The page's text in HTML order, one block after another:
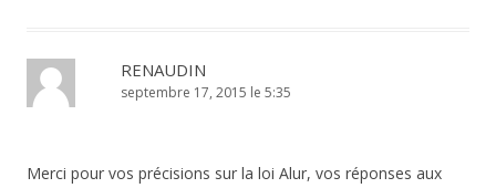
RENAUDIN
septembre 17, 2015 le 5:35
Merci pour vos précisions sur la loi Alur, vos réponses aux